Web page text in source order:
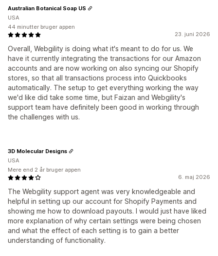
23. juni 2026
Overall, Webgility is doing what it's meant to do for us. We
have it currently integrating the transactions for our Amazon
accounts and are now working on also syncing our Shopify
stores, so that all transactions process into Quickbooks
automatically. The setup to get everything working the way
we'd like did take some time, but Faizan and Webgility's
support team have definitely been good in working through
the challenges with us.
Australian Botanical Soap US
USA
44 minutter bruger appen
6. maj 2026
The Webgility support agent was very knowledgeable and
helpful in setting up our account for Shopify Payments and
showing me how to download payouts. I would just have liked
more explanation of why certain settings were being chosen
and what the effect of each setting is to gain a better
understanding of functionality.
3D Molecular Designs
USA
Mere end 2 år bruger appen